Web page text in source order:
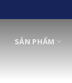
SẢN PHẨM